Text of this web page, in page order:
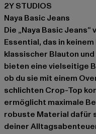
2Y STUDIOS
Naya Basic Jeans
Die „Naya Basic
Essential, das in
klassischer Blauton
bieten eine vielseitige
ob du sie mit einem
schlichten Crop-Top
ermöglicht maximale
robuste Material dafür
deiner